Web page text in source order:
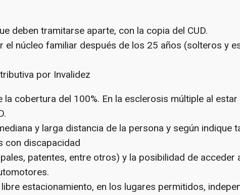
deben tramitarse aparte, con la copia del CUD.
el núcleo familiar después de los 25 años (solteros y
por Invalidez
cobertura del 100%. En la esclerosis múltiple al
y larga distancia de la persona y según indique
con discapacidad
patentes, entre otros) y la posibilidad de acceder
estacionamiento, en los lugares permitidos,